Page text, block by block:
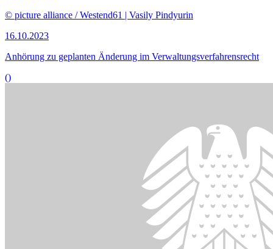
© picture alliance / Westend61 | Vasily Pindyurin
16.10.2023
Anhörung zu geplanten Änderung im Verwaltungsverfahrensrecht
()